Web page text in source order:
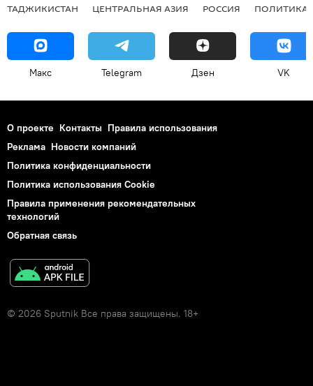
ТАДЖИКИСТАН ЦЕНТРАЛЬНАЯ АЗИЯ РОССИЯ ПОЛИТИКА
Макс Telegram Дзен VK
О проекте Контакты Правила использования
Реклама Новости компаний
Политика конфиденциальности
Политика использования Cookie
Правила применения рекомендательных
технологий
Обратная связь
© 2026 Sputnik Все права защищены. 18+